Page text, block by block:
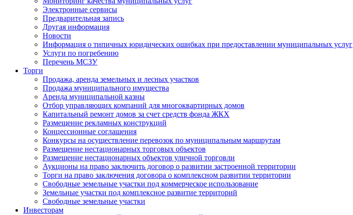
Электронные сервисы
Предварительная запись
Другая информация
Новости
Информация о типичных юридических ошибках при предоставлении муниципальных услуг
Услуги по погребению
Перечень МСЗУ
Торги
Продажа, аренда земельных и лесных участков
Продажа муниципального имущества
Аренда муниципальной казны
Отбор управляющих компаний для многоквартирных домов
Капитальный ремонт домов за счет средств фонда ЖКХ
Размещение рекламных конструкций
Концессионные соглашения
Конкурсы на осуществление перевозок по муниципальным маршрутам
Размещение нестационарных торговых объектов
Размещение нестационарных объектов уличной торговли
Аукционы на право заключить договор о развитии застроенной территории
Торги на право заключения договора о комплексном развитии территории
Свободные земельные участки под коммерческое использование
Земельные участки под комплексное развитие территорий
Свободные земельные участки
Инвесторам